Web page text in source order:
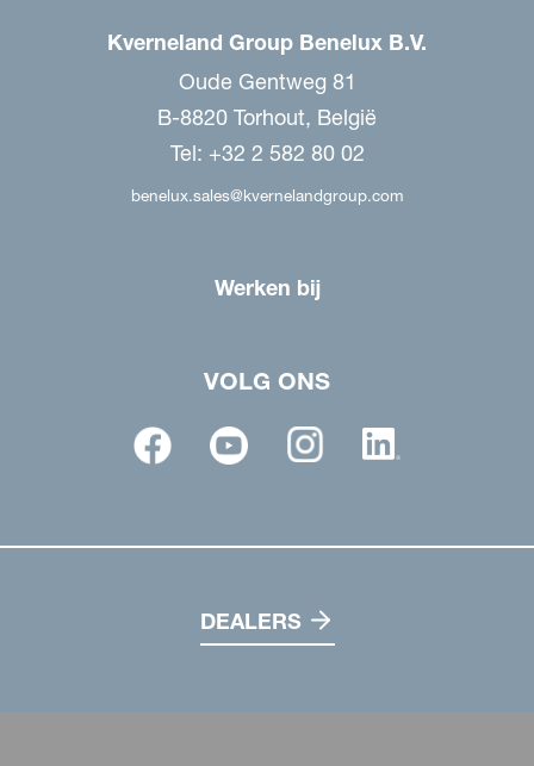
Kverneland Group Benelux B.V.
Oude Gentweg 81
B-8820 Torhout, België
Tel: +32 2 582 80 02
benelux.sales@kvernelandgroup.com
Werken bij
VOLG ONS
DEALERS